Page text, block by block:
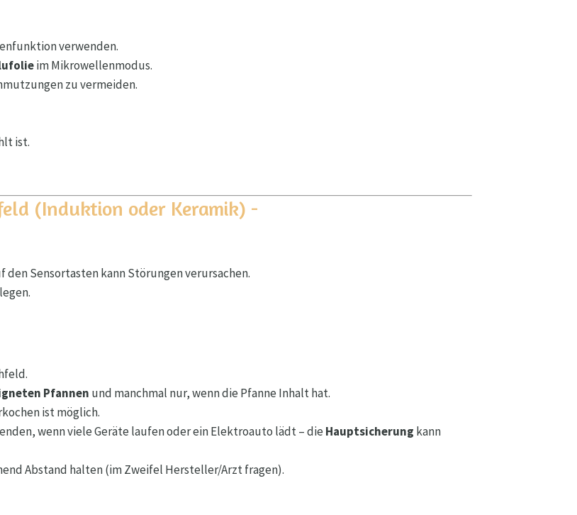
verwenden.
im Mikrowellenmodus.
zu vermeiden.
ist.
(Induktion oder Keramik) -
Sensortasten kann Störungen verursachen.
Pfannen und manchmal nur, wenn die Pfanne Inhalt hat.
ist möglich.
wenn viele Geräte laufen oder ein Elektroauto lädt – die Hauptsicherung kann
Abstand halten (im Zweifel Hersteller/Arzt fragen).